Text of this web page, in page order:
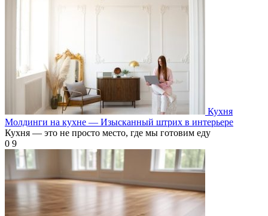
Кухня
Молдинги на кухне — Изысканный штрих в интерьере
Кухня — это не просто место, где мы готовим еду
0 9